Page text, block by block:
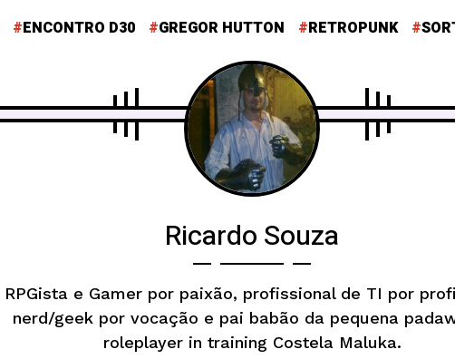
ENCONTRO D30 GREGOR HUTTON RETROPUNK
Ricardo Souza
RPGista e Gamer por paixão, profissional de TI por
nerd/geek por vocação e pai babão da pequena
roleplayer in training Costela Maluka.